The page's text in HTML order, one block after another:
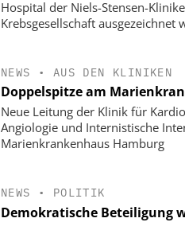
Hospital der Niels-Stensen-
Krebsgesellschaft ausgezeichnet
NEWS • AUS DEN KLINIKEN
Doppelspitze am
Neue Leitung der Klinik für
Angiologie und Internistische
Marienkrankenhaus Hamburg
NEWS • POLITIK
Demokratische Beteiligung